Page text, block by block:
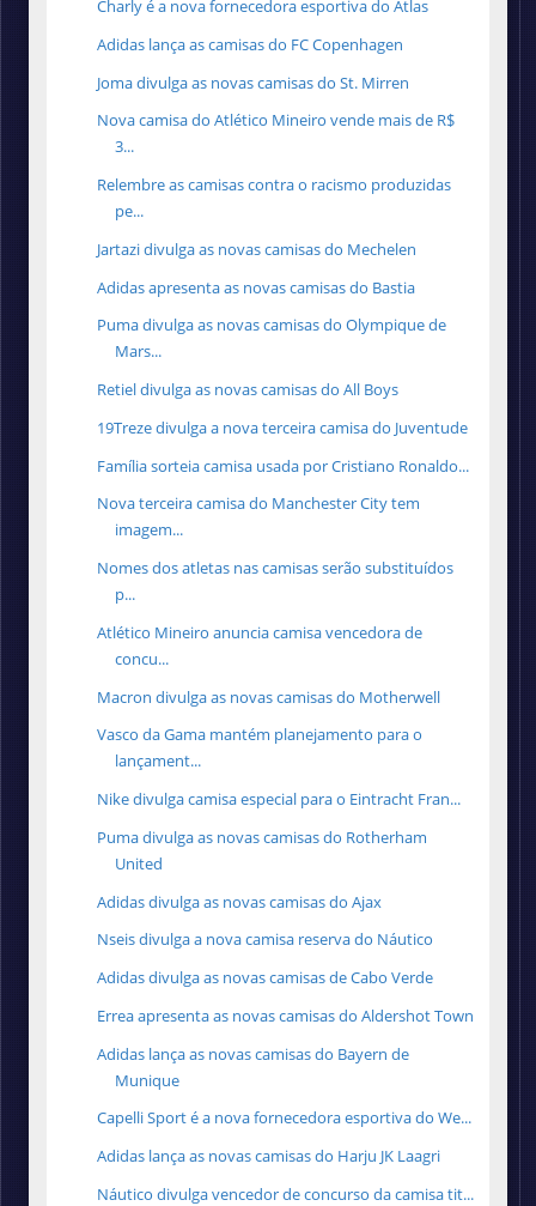
Charly é a nova fornecedora esportiva do Atlas
Adidas lança as camisas do FC Copenhagen
Joma divulga as novas camisas do St. Mirren
Nova camisa do Atlético Mineiro vende mais de R$
3...
Relembre as camisas contra o racismo produzidas
pe...
Jartazi divulga as novas camisas do Mechelen
Adidas apresenta as novas camisas do Bastia
Puma divulga as novas camisas do Olympique de
Mars...
Retiel divulga as novas camisas do All Boys
19Treze divulga a nova terceira camisa do Juventude
Família sorteia camisa usada por Cristiano Ronaldo...
Nova terceira camisa do Manchester City tem
imagem...
Nomes dos atletas nas camisas serão substituídos
p...
Atlético Mineiro anuncia camisa vencedora de
concu...
Macron divulga as novas camisas do Motherwell
Vasco da Gama mantém planejamento para o
lançament...
Nike divulga camisa especial para o Eintracht Fran...
Puma divulga as novas camisas do Rotherham
United
Adidas divulga as novas camisas do Ajax
Nseis divulga a nova camisa reserva do Náutico
Adidas divulga as novas camisas de Cabo Verde
Errea apresenta as novas camisas do Aldershot Town
Adidas lança as novas camisas do Bayern de
Munique
Capelli Sport é a nova fornecedora esportiva do We...
Adidas lança as novas camisas do Harju JK Laagri
Náutico divulga vencedor de concurso da camisa tit...